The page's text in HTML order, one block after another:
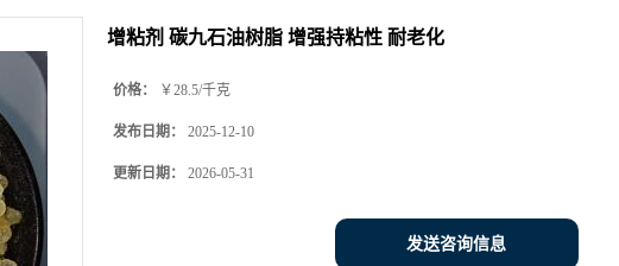
增粘剂 碳九石油树脂 增强持粘性 耐老化
价格： ￥28.5/千克
发布日期： 2025-12-10
更新日期： 2026-05-31
发送咨询信息